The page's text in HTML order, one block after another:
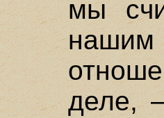
мы
деле,